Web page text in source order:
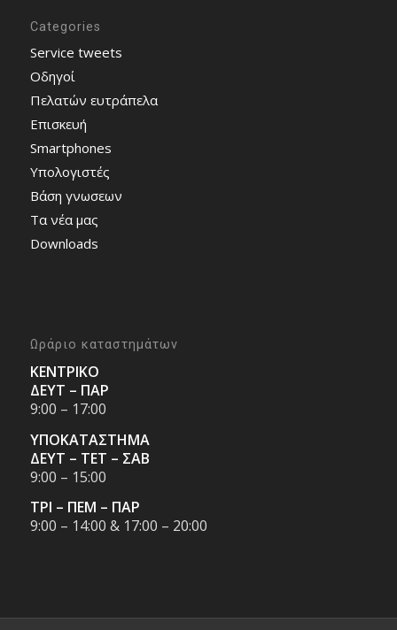
Categories
Service tweets
Οδηγοί
Πελατών ευτράπελα
Επισκευή
Smartphones
Υπολογιστές
Bάση γνωσεων
Τα νέα μας
Downloads
Ωράριο καταστημάτων
ΚΕΝΤΡΙΚΟ
ΔΕΥΤ – ΠΑΡ
9:00 – 17:00
ΥΠΟΚΑΤΑΣΤΗΜΑ
ΔΕΥΤ – ΤΕΤ – ΣΑΒ
9:00 – 15:00
ΤΡΙ – ΠΕΜ – ΠΑΡ
9:00 – 14:00 & 17:00 – 20:00